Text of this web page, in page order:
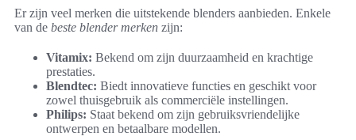
Er zijn veel merken die uitstekende blenders aanbieden. Enkele
van de beste blender merken zijn:
Vitamix: Bekend om zijn duurzaamheid en krachtige
prestaties.
Blendtec: Biedt innovatieve functies en geschikt voor
zowel thuisgebruik als commerciële instellingen.
Philips: Staat bekend om zijn gebruiksvriendelijke
ontwerpen en betaalbare modellen.